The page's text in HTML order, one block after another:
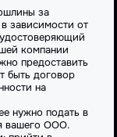
за
зависимости от
компании
предоставить
быть договор
на
нужно подать в
вашего ООО.